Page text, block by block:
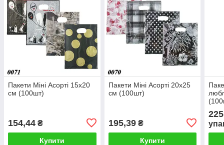
Пакети Міні Асорті 15х20
см (100шт)
154,44 ₴
Купити
Пакети Міні Асорті 20х25
см (100шт)
195,39₴
Купити